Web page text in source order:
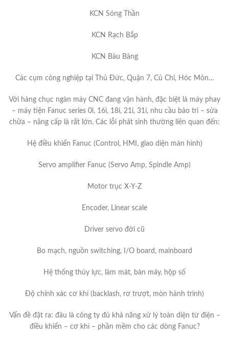
KCN Sóng Thần
KCN Rạch Bắp
KCN Bàu Bàng
Các cụm công nghiệp tại Thủ Đức, Quận 7, Củ Chi, Hóc Môn…
Với hàng chục ngàn máy CNC đang vận hành, đặc biệt là máy phay
– máy tiện Fanuc series 0i, 16i, 18i, 21i, 31i, nhu cầu bảo trì – sửa
chữa – nâng cấp là rất lớn. Các lỗi phát sinh thường liên quan đến:
Hệ điều khiển Fanuc (Control, HMI, giao diện màn hình)
Servo amplifier Fanuc (Servo Amp, Spindle Amp)
Motor trục X-Y-Z
Encoder, Linear scale
Driver servo đời cũ
Bo mạch, nguồn switching, I/O board, mainboard
Hệ thống thủy lực, làm mát, bàn máy, hộp số
Độ chính xác cơ khí (backlash, rơ trượt, mòn hành trình)
Vấn đề đặt ra: đâu là công ty đủ khả năng xử lý toàn diện từ điện –
điều khiển – cơ khí – phần mềm cho các dòng Fanuc?